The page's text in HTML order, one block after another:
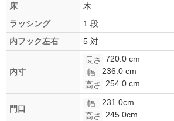
床
木
ラッシング
1 段
内フック左右
5 対
内寸
長さ
720.0 cm
幅
236.0 cm
高さ
254.0 cm
門口
幅
231.0cm
高さ
245.0cm